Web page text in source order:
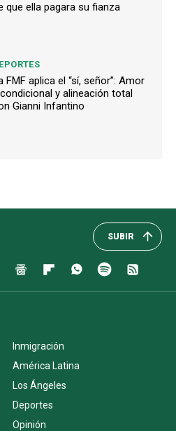
que ella pagara su fianza
FMF aplica el “sí, señor”: Amor
y alineación total
Gianni Infantino
SUBIR
Inmigración
América Latina
Los Ángeles
Deportes
Opinión